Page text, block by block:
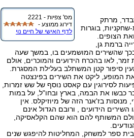
מס' צפיות - 2221
דירוג ממוצע -
לדף האישי של חיים נוי
מרתק
, בביצוע 6 זמרות-שחקניות, בוגרות
הצופים.
ברמת גן,
בכך שהשירים המושמעים בו, במשך שעה
זמר, לאו בהכרח הידועים והמוכרים, אולם
סיפור קטן המשתלב בעלילת המסגרת.
את המופע, ליקט את השירים בפינצטה
לסירוגין עם קאסט נוסף של שש זמרות,
כבשו את הבמה, בארץ ובחו"ל, על במות
מנוסות בז'אנר הזה של מיוזיקלס. אין
הידועים , ורובם הגדול אינם
המשותף להם הוא שהם הקלאסיקה,
ספר למשחק, המחליטות להיפגש שנים